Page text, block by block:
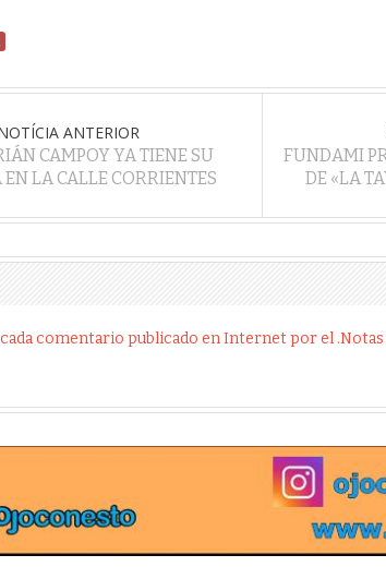
ANTERIOR
CAMPOY YA TIENE SU
EN LA CALLE CORRIENTES
FUNDAMI
DE «LA
comentario publicado en Internet por el